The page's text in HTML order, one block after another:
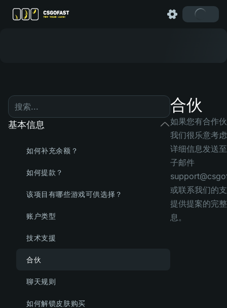
基本信息
如何补充余额？
如何提款？
该项目有哪些游戏可供选择？
账户类型
技术支援
合伙
聊天规则
如何解锁皮肤购买
合伙
如果您有合作
我们很乐意考
详细信息发送
子邮件
或联系我们的
提供提案的完
息。